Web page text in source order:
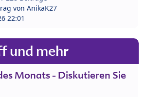
von AnikaK27
22:01
und mehr
Monats - Diskutieren Sie